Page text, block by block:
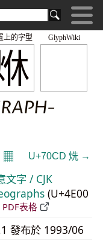
GlyphWiki
上的字型
𝄜 U+70CD 烍 →
文字 / CJK
(U+4E00
PDF表格
發布於 1993/06